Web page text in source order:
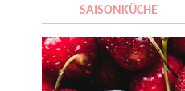
SAISONKÜCHE